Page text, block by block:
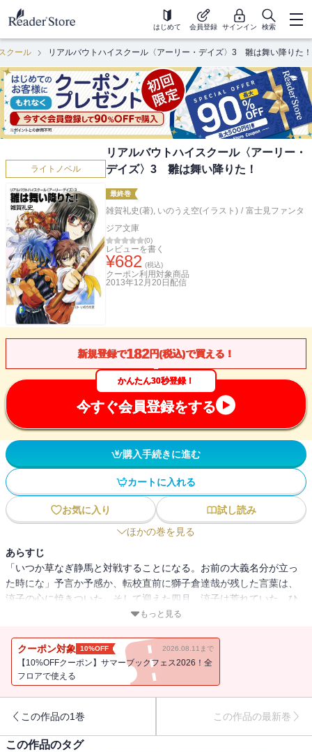
はじめて 会員登録 サインイン 検索
クール リアルバウトハイスクール〈アーリー・デイズ〉3 雛は舞い降りた！
ライトノベル
リアルバウトハイスクール〈アーリー・
デイズ〉3 雛は舞い降りた！
最終巻
雑賀礼史(著), いのうえ空(イラスト) / 富士見ファンタ
ジア文庫
(0)
レビューを書く
¥682 (税込)
クーポン利用対象商品
2013年12月20日 配信
新規登録で182円(税込)で買える！
かんたん30秒登録！
今すぐ会員登録をする
購入手続きに進む
カートに入れる
お気に入り
試し読み
ほかの巻を見る
あらすじ
「いつか草なぎ静馬と対戦することになる。お前の大義名分が立っ
た時にな」予言か予感か、転校直前に獅子倉達哉が残した言葉は、
涼子の心に焼きついた。そして迎えた四月。涼子は荒れていた。ひ
とつは新一年生たちがKファイトの理念も理解しないまま悪用し、秩
イラ立ち。そんな涼子の前に一人の少女が現れる。彼女の名は藤堂
雛乃。雛乃は涼子にKファイト潰しを持ちかけ、実行部隊『大門新撰
組』へスカウトしに来たのだった!!この状況を変えるには静馬を下す
もっと見る
クーポン対象 10%OFF 2026.08.11まで
【10%OFFクーポン】サマーブックフェス2026！全
フロアで使える
この作品の1巻 この作品の最新巻
この作品のタグ